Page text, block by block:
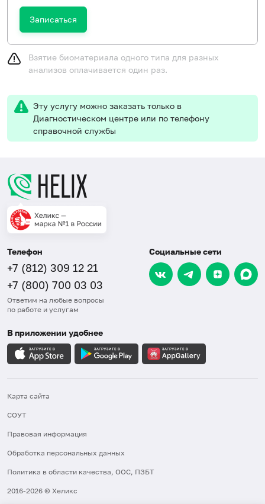
Записаться
Взятие биоматериала одного типа для разных
анализов оплачивается один раз.
Эту услугу можно заказать только в
Диагностическом центре или по телефону
справочной службы
Телефон
+7 (812) 309 12 21
+7 (800) 700 03 03
Ответим на любые вопросы
по работе и услугам
Социальные сети
В приложении удобнее
Карта сайта
СОУТ
Правовая информация
Обработка персональных данных
Политика в области качества, ООС, ПЗБТ
2016-2026 © Хеликс